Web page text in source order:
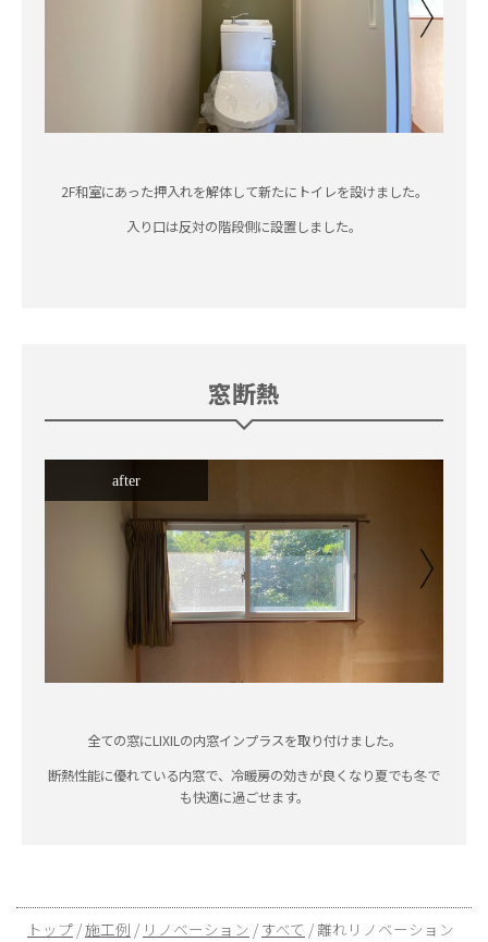
2F和室にあった押入れを解体して新たにトイレを設けました。
入り口は反対の階段側に設置しました。
窓断熱
after
全ての窓にLIXILの内窓インプラスを取り付けました。
断熱性能に優れている内窓で、冷暖房の効きが良くなり夏でも冬で
も快適に過ごせます。
現
トップ /施工例 / リノベーション / すべて / 離れリノベーション